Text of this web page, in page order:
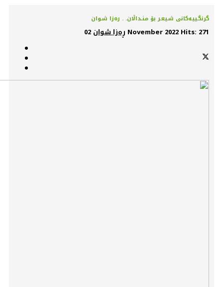
گرنگـییەکانی شـیعـر بۆ منـداڵان. . رەزا شـوان
ڕەزا شوان 02 November 2022 Hits: 271